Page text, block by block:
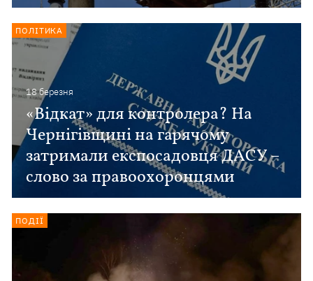
18 березня
«Відкат» для контролера? На
Чернігівщині на гарячому
затримали експосадовця ДАСУ –
слово за правоохоронцями
ПОЛІТИКА
ПОДІЇ